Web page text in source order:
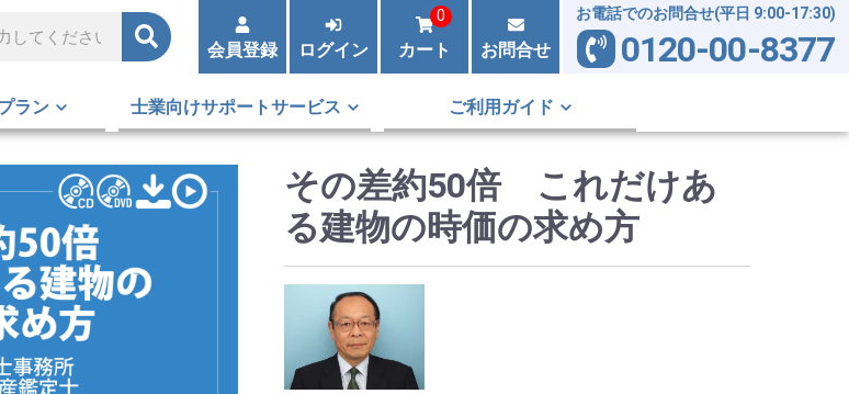
会員登録 ログイン カート
0
お問合せ
お電話でのお問合せ(平日 9:00-17:30)
0120-00-8377
ラン 士業向けサポートサービス ご利用ガイド
その差約50倍 これだけあ
る建物の時価の求め方